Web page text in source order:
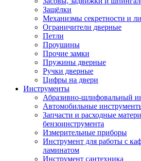
Защёлки
Механизмы секретности и
Ограничители дверные
Петли
Проушины
Прочие замки
Пружины дверные
Ручки дверные
Цифры на двери
Инструменты
Абразивно-шлифовальный
Автомобильные
Запчасти и расходные
бензоинструмента
Измерительные приборы
Инструмент для работы с
ламинатом
Инструмент сантехника